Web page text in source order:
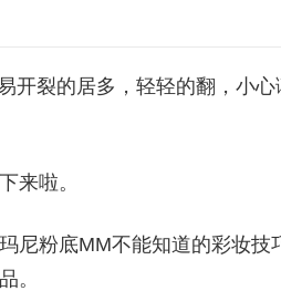
开裂的居多，轻轻的翻，小
来啦。
尼粉底MM不能知道的彩妆技
。